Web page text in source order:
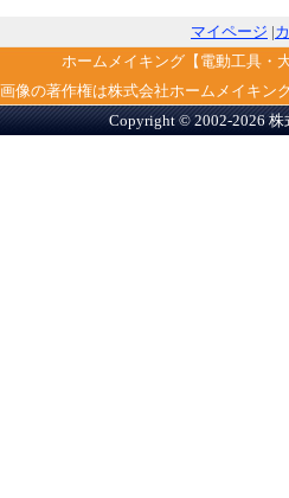
マイページ |
ホームメイキング【電動工具・
像の著作権は株式会社ホームメイキ
Copyright © 2002-2026